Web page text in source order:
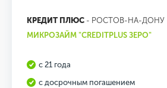
КРЕДИТ ПЛЮС - РОСТОВ-НА-ДОНУ
МИКРОЗАЙМ "CREDITPLUS ЗЕРО"
с 21 года
с досрочным погашением